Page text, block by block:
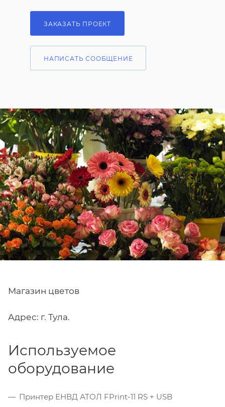
ЗАКАЗАТЬ ПРОЕКТ
НАПИСАТЬ СООБЩЕНИЕ
Магазин цветов
Адрес: г. Тула.
Используемое
оборудование
Принтер ЕНВД АТОЛ FPrint-11 RS + USB